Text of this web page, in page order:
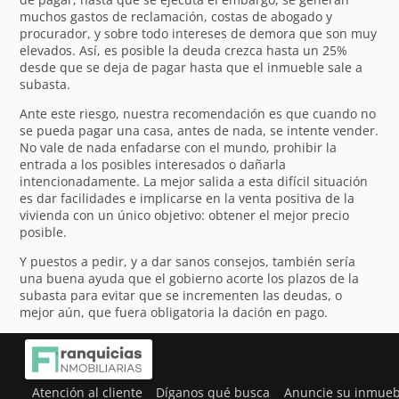
muchos gastos de reclamación, costas de abogado y
procurador, y sobre todo intereses de demora que son muy
elevados. Así, es posible la deuda crezca hasta un 25%
desde que se deja de pagar hasta que el inmueble sale a
subasta.
Ante este riesgo, nuestra recomendación es que cuando no
se pueda pagar una casa, antes de nada, se intente vender.
No vale de nada enfadarse con el mundo, prohibir la
entrada a los posibles interesados o dañarla
intencionadamente. La mejor salida a esta difícil situación
es dar facilidades e implicarse en la venta positiva de la
vivienda con un único objetivo: obtener el mejor precio
posible.
Y puestos a pedir, y a dar sanos consejos, también sería
una buena ayuda que el gobierno acorte los plazos de la
subasta para evitar que se incrementen las deudas, o
mejor aún, que fuera obligatoria la dación en pago.
Atención al cliente Díganos qué busca Anuncie su